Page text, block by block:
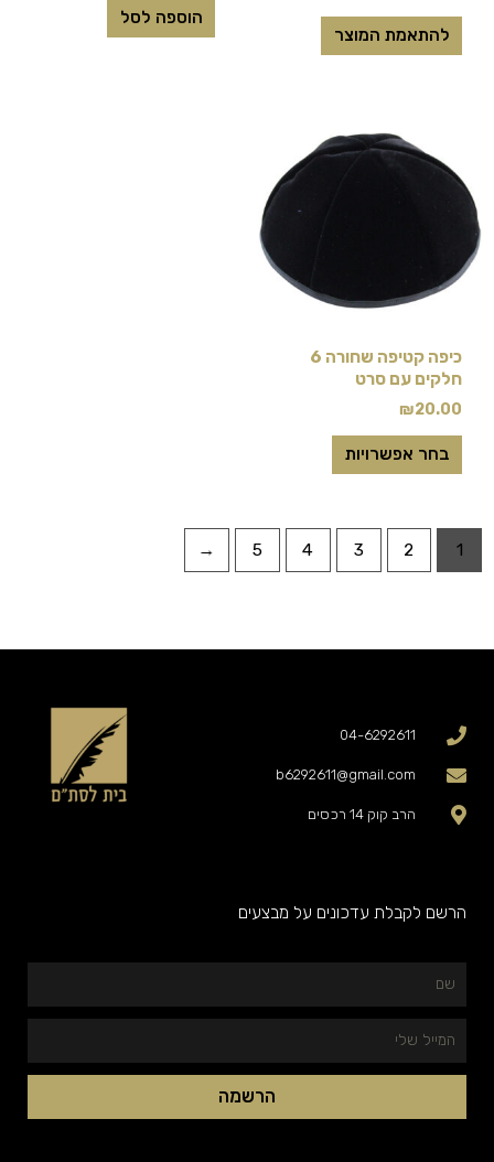
להתאמת המוצר
המוצר
הוספה לסל
כיפה קטיפה שחורה 6
חלקים עם סרט
₪20.00
בחר אפשרויות
זה
מספר
לבחור
האפשרויות
המוצר
1
2
3
4
5
←
04-6292611
b6292611@gmail.com
הרב קוק 14 רכסים
הרשם לקבלת עדכונים על מבצעים
הרשמה